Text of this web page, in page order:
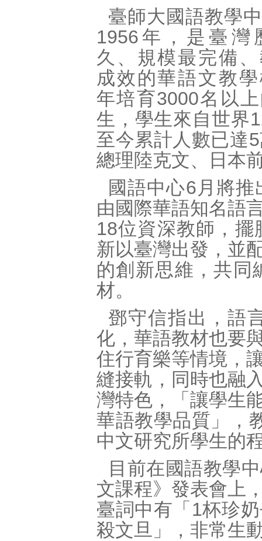
臺師大國語教學
1956年，是臺灣
久、規模最完備
成效的華語文教
年培育3000名以
生，學生來自世界
至今累計人數已達
總理陸克文、日本
國語中心6月將
由國際華語知名語
18位資深教師，
新以臺灣出發，並
的創新思維，共同
材。
鄧守信指出，語
化，華語教材也要
住行育樂等情境，
縫接軌，同時也融
灣特色，「讓學生
華語教學品質」，
中文研究所學生的
目前在國語教學
文課程》發表會上
臺詞中有「1杯珍
殺文旦」，非常生